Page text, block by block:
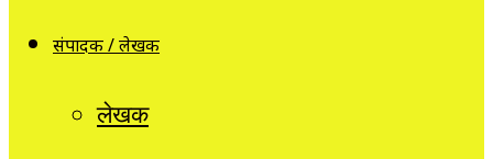
संपादक / लेखक
लेखक